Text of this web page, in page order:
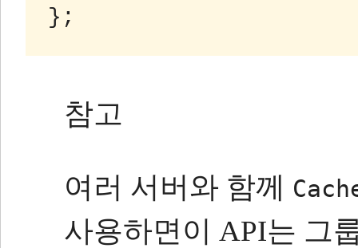
참고
여러 서버와 함께
사용하면이 API는 그